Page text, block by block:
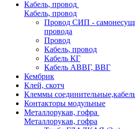
Кабель, провод
Кабель, провод
Провод СИП -
провода
Провод
Кабель, провод
Кабель КГ
Кабель АВВГ, ВВГ
Кембрик
Клей, скотч
Клеммы
Контакторы модульные
Металлорукав, гофра
Металлорукав, гофра